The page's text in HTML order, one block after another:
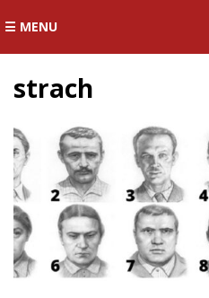
☰ MENU
strach